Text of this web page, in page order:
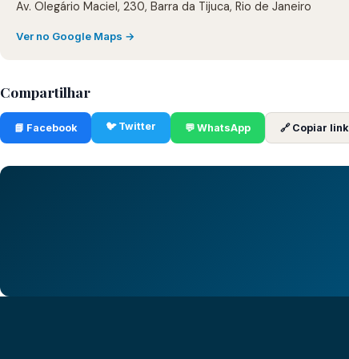
Av. Olegário Maciel, 230, Barra da Tijuca, Rio de Janeiro
Ver no Google Maps →
Compartilhar
📘 Facebook 🐦 Twitter 💬 WhatsApp 🔗 Copiar link